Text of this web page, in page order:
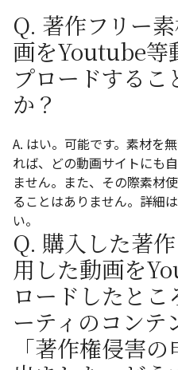
Q. 著作フリー
画をYoutube等
プロードするこ
か？
A. はい。可能です。素材を
れば、どの動画サイトにも
ません。また、その際素材
ることはありません。詳細
い。
Q. 購入した著
用した動画を
ロードしたと
ーティのコンテ
「著作権侵害